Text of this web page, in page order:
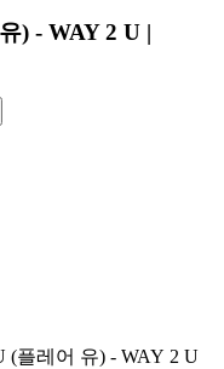
) - WAY 2 U |
(플레어 유) - WAY 2 U